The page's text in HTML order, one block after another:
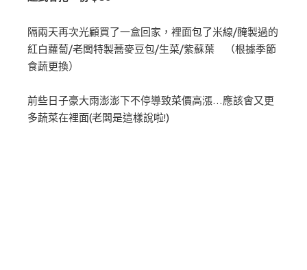
隔兩天再次光顧買了一盒回家，裡面包了米線/醃製過的
紅白蘿蔔/老闆特製蕎麥豆包/生菜/紫蘇葉 （根據季節
食蔬更換）
前些日子豪大雨澎澎下不停導致菜價高漲…應該會又更
多蔬菜在裡面(老闆是這樣說啦!)